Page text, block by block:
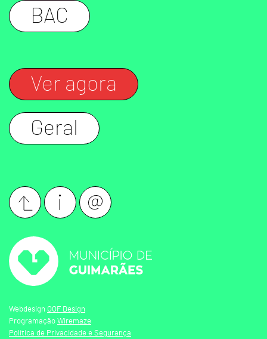
BAC
Ver agora
Geral
Webdesign OOF Design
Programação Wiremaze
Política de Privacidade e Segurança